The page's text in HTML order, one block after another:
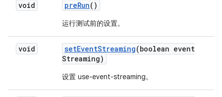
void preRun()
运行测试前的设置。
void setEventStreaming(boolean event
Streaming)
设置 use-event-streaming。